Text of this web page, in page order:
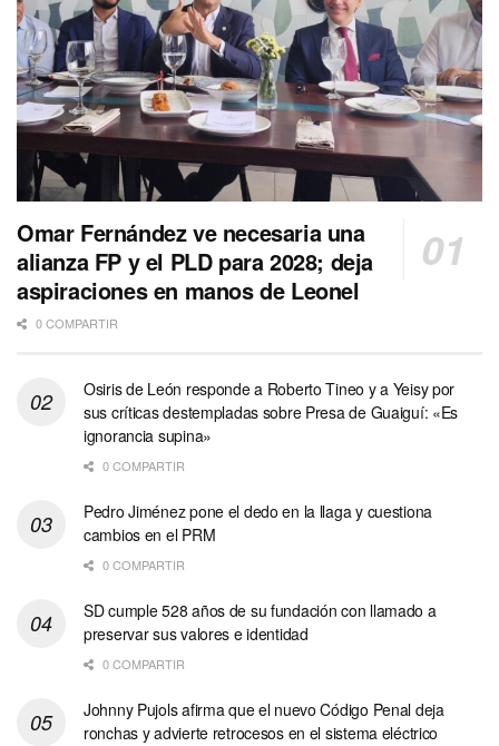
Omar Fernández ve necesaria una
alianza FP y el PLD para 2028; deja
aspiraciones en manos de Leonel
0 COMPARTIR
Osiris de León responde a Roberto Tineo y a Yeisy por
sus críticas destempladas sobre Presa de Guaiguí: «Es
ignorancia supina»
0 COMPARTIR
Pedro Jiménez pone el dedo en la llaga y cuestiona
cambios en el PRM
0 COMPARTIR
SD cumple 528 años de su fundación con llamado a
preservar sus valores e identidad
0 COMPARTIR
Johnny Pujols afirma que el nuevo Código Penal deja
ronchas y advierte retrocesos en el sistema eléctrico